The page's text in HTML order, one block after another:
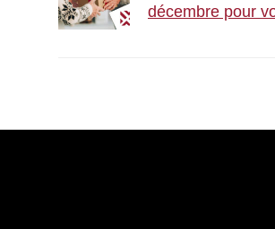
décembre pour